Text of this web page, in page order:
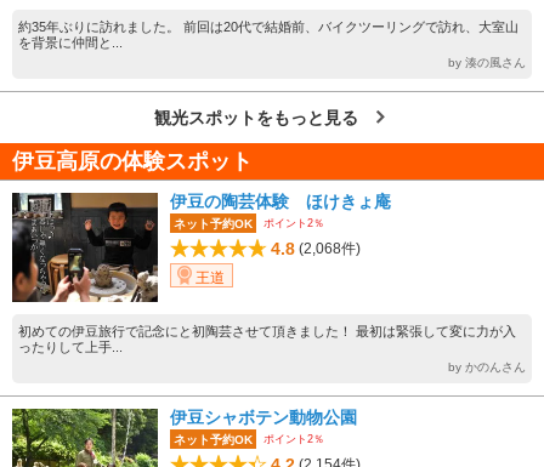
約35年ぶりに訪れました。 前回は20代で結婚前、バイクツーリングで訪れ、大室山
を背景に仲間と...
by 湊の風さん
観光スポットをもっと見る
伊豆高原の体験スポット
伊豆の陶芸体験 ほけきょ庵
ネット予約OK ポイント2％
4.8 (2,068件)
王道
初めての伊豆旅行で記念にと初陶芸させて頂きました！ 最初は緊張して変に力が入
ったりして上手...
by かのんさん
伊豆シャボテン動物公園
ネット予約OK ポイント2％